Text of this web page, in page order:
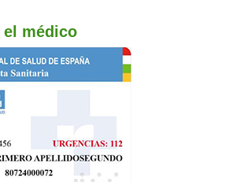
médico